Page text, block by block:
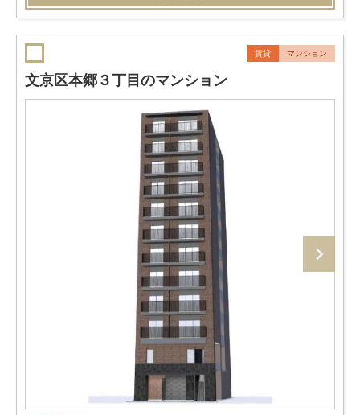
賃貸 マンション
文京区本郷３丁目のマンション